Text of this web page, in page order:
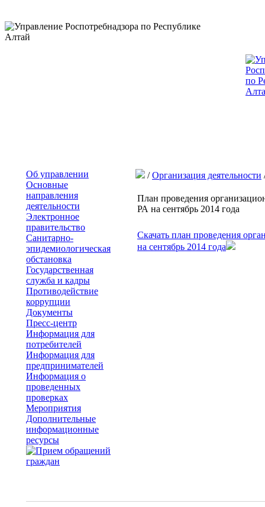
Об управлении
Основные
направления
деятельности
Электронное
правительство
Санитарно-
эпидемиологическая
обстановка
Государственная
служба и кадры
Противодействие
коррупции
Документы
Пресс-центр
Информация для
потребителей
Информация для
предпринимателей
Информация о
проведенных
проверках
Мероприятия
Дополнительные
информационные
ресурсы
/Организация деятельности
План проведения
РА на сентябрь 2014 года
Скачать план проведения
на сентябрь 2014 года